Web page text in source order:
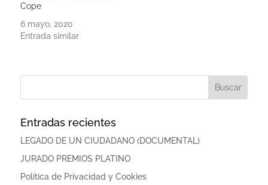
Cope
6 mayo, 2020
Entrada similar
Entradas recientes
LEGADO DE UN CIUDADANO (DOCUMENTAL)
JURADO PREMIOS PLATINO
Política de Privacidad y Cookies